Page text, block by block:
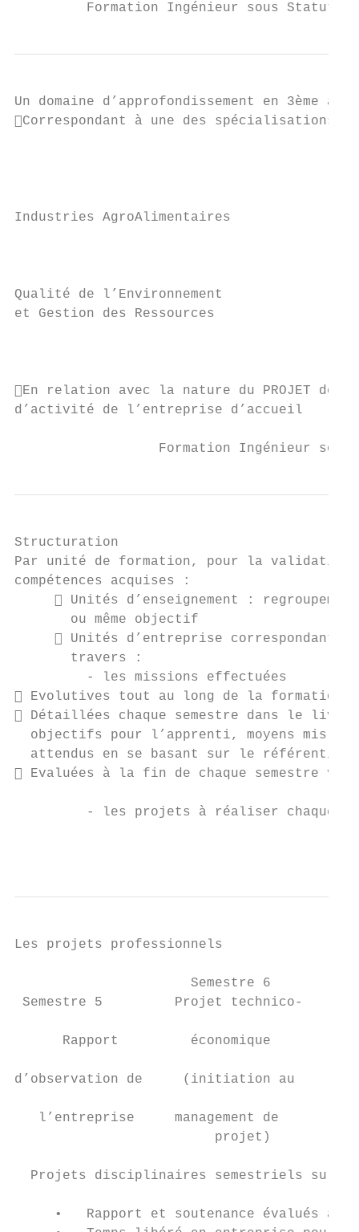
Formation Ingénieur sous Statut
Un domaine d’approfondissement en 3ème
Correspondant à une des spécialisations de
Industries AgroAlimentaires
Qualité de l’Environnement
et Gestion des Ressources
En relation avec la nature du PROJET de
d’activité de l’entreprise d’accueil
Formation Ingénieur sous
Structuration
Par unité de formation, pour la validation
compétences acquises :
 Unités d’enseignement :
       ou même objectif
 Unités d’entreprise correspondant
       travers :
         - les missions effectuées
 Evolutives tout au long de la formation
 Détaillées chaque semestre dans le
objectifs pour l’apprenti, moyens mis à
attendus en se basant sur le référentiel
 Evaluées à la fin de chaque semestre
- les projets à réaliser chaque
Les projets professionnels
                      Semestre 6
Semestre 5         Projet technico-
Rapport         économique
d’observation de     (initiation au
l’entreprise     management de
                         projet)
Projets disciplinaires semestriels sur
•   Rapport et soutenance évalués à